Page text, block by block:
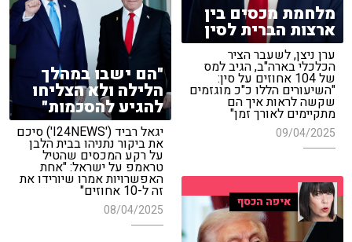
מלחמת מכסים בין
ארצות הברית לסין
ערן ניצן, לשעבר הציר
הכלכלי בארה"ב, הגיב למס
של 104 אחוזים על סין:
"השיעורים הללו כ"כ מוגזמים
שקשה לראות איך הם
מתקיימים לאורך זמן"
09/04/2025
"הם ישבו במהלך
הלילה ולא הצליחו
להגיע להסכמות"
יגאל רביד ('I24NEWS') סיכם
את ביקור נתניהו בבית הלבן
על רקע המכסים שהטיל
טראמפ על ישראל: "אחת
האפשרויות אמרו שיורידו את
זה ל-10 אחוזים"
08/04/2025 איפה הכסף